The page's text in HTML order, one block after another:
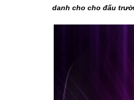
danh cho cho đấu